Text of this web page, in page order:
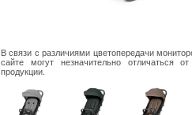
В связи с различиями цветопередачи
сайте могут незначительно отличаться
продукции.